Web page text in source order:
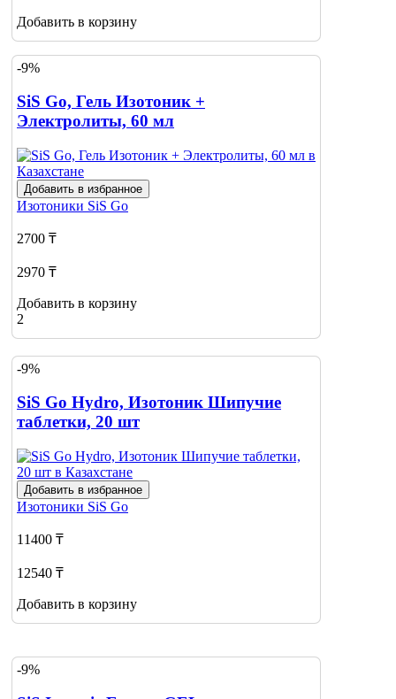
Добавить в корзину
-9%
SiS Go, Гель Изотоник +
Электролиты, 60 мл
Добавить в избранное
Изотоники SiS Go
2700 ₸
2970 ₸
Добавить в корзину
2
-9%
SiS Go Hydro, Изотоник Шипучие
таблетки, 20 шт
Добавить в избранное
Изотоники SiS Go
11400 ₸
12540 ₸
Добавить в корзину
-9%